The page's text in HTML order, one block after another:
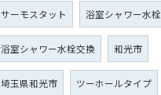
サーモスタット 浴室シャワー水栓
浴室シャワー水栓交換 和光市
埼玉県和光市 ツーホールタイプ